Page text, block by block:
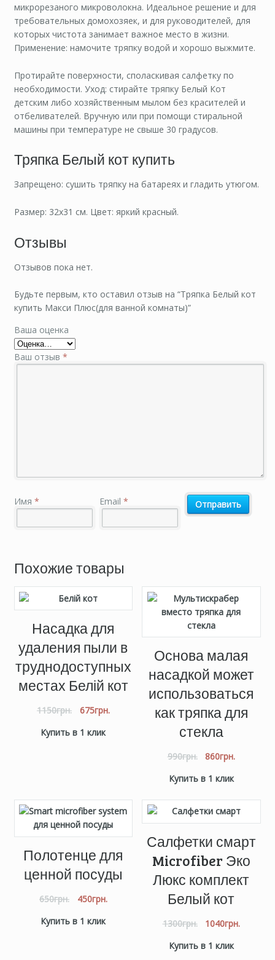
микрорезаного микроволокна. Идеальное решение и для
требовательных домохозяек, и для руководителей, для
которых чистота занимает важное место в жизни.
Применение: намочите тряпку водой и хорошо выжмите.
Протирайте поверхности, споласкивая салфетку по
необходимости. Уход: стирайте тряпку Белый Кот
детским либо хозяйственным мылом без красителей и
отбеливателей. Вручную или при помощи стиральной
машины при температуре не свыше 30 градусов.
Тряпка Белый кот купить
Запрещено: сушить тряпку на батареях и гладить утюгом.
Размер: 32х31 см. Цвет: яркий красный.
Отзывы
Отзывов пока нет.
Будьте первым, кто оставил отзыв на “Тряпка Белый кот
купить Макси Плюс(для ванной комнаты)”
Ваша оценка
Ваш отзыв *
Имя * Email *
Похожие товары
Насадка для
удаления пыли в
труднодоступных
местах Белій кот
1150грн. 675грн.
Купить в 1 клик
Основа малая
насадкой может
использоваться
как тряпка для
стекла
990грн. 860грн.
Купить в 1 клик
Полотенце для
ценной посуды
650грн. 450грн.
Купить в 1 клик
Салфетки смарт
Microfiber Эко
Люкс комплект
Белый кот
1300грн. 1040грн.
Купить в 1 клик